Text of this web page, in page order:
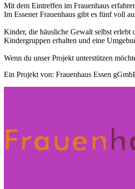
Mit dem Eintreffen im Frauenhaus
Im Essener Frauenhaus gibt es fünf voll
Kinder, die häusliche Gewalt selbst erlebt
Kindergruppen erhalten und eine
Wenn du unser Projekt unterstützen
Ein Projekt von: Frauenhaus Essen